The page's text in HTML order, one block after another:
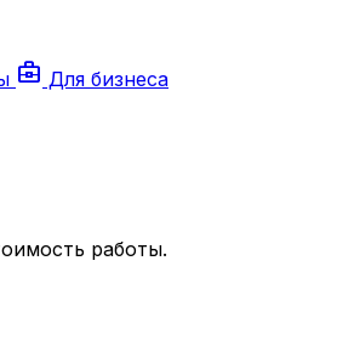
business_center Для бизнеса
работы.